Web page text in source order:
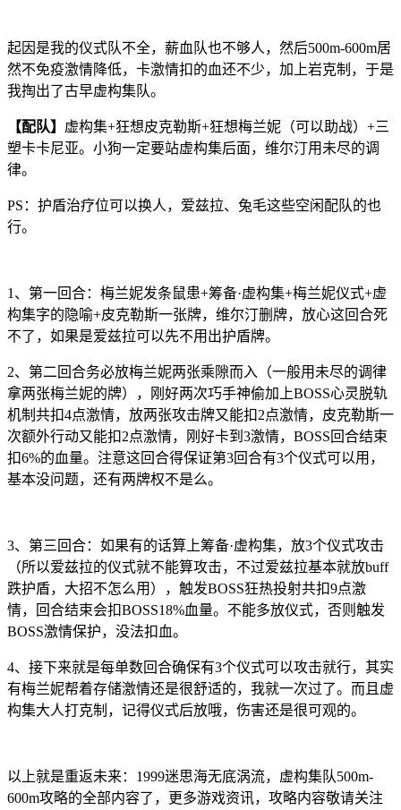
起因是我的仪式队不全，薪血队也不够人，然后500m-600m居
然不免疫激情降低，卡激情扣的血还不少，加上岩克制，于是
我掏出了古早虚构集队。
【配队】 虚构集+狂想皮克勒斯+狂想梅兰妮（可以助战）+三
塑卡卡尼亚。小狗一定要站虚构集后面，维尔汀用未尽的调
律。
PS：护盾治疗位可以换人，爱兹拉、兔毛这些空闲配队的也
行。
1、第一回合：梅兰妮发条鼠患+筹备·虚构集+梅兰妮仪式+虚
构集字的隐喻+皮克勒斯一张牌，维尔汀删牌，放心这回合死
不了，如果是爱兹拉可以先不用出护盾牌。
2、第二回合务必放梅兰妮两张乘隙而入（一般用未尽的调律
拿两张梅兰妮的牌），刚好两次巧手神偷加上BOSS心灵脱轨
机制共扣4点激情，放两张攻击牌又能扣2点激情，皮克勒斯一
次额外行动又能扣2点激情，刚好卡到3激情，BOSS回合结束
扣6%的血量。注意这回合得保证第3回合有3个仪式可以用，
基本没问题，还有两牌权不是么。
3、第三回合：如果有的话算上筹备·虚构集，放3个仪式攻击
（所以爱兹拉的仪式就不能算攻击，不过爱兹拉基本就放buff
跌护盾，大招不怎么用），触发BOSS狂热投射共扣9点激
情，回合结束会扣BOSS18%血量。不能多放仪式，否则触发
BOSS激情保护，没法扣血。
4、接下来就是每单数回合确保有3个仪式可以攻击就行，其实
有梅兰妮帮着存储激情还是很舒适的，我就一次过了。而且虚
构集大人打克制，记得仪式后放哦，伤害还是很可观的。
以上就是重返未来：1999迷思海无底涡流，虚构集队500m-
600m攻略的全部内容了，更多游戏资讯，攻略内容敬请关注